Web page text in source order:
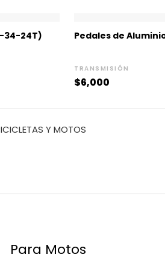
34-24T) Pedales de
TRANSMISIÓN
$6,000
Y MOTOS
Para Motos